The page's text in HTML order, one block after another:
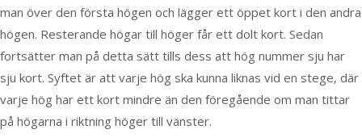
man över den första högen och lägger ett öppet kort i den andra
högen. Resterande högar till höger får ett dolt kort. Sedan
fortsätter man på detta sätt tills dess att hög nummer sju har
sju kort. Syftet är att varje hög ska kunna liknas vid en stege, där
varje hög har ett kort mindre än den föregående om man tittar
på högarna i riktning höger till vänster.